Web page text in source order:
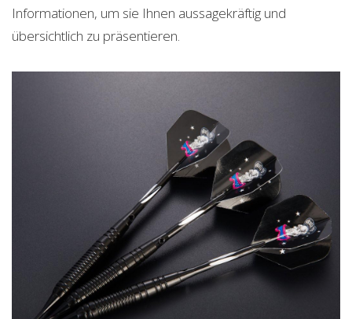
Informationen, um sie Ihnen aussagekräftig und
übersichtlich zu präsentieren.